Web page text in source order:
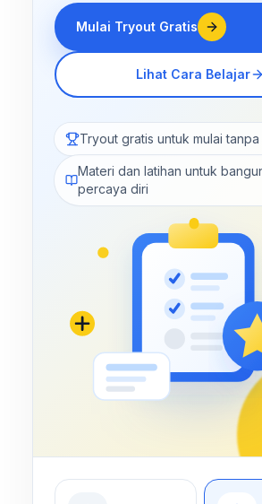
Mulai Tryout Gratis
Lihat Cara Belajar
Tryout gratis untuk mulai
Materi dan latihan untuk
percaya diri